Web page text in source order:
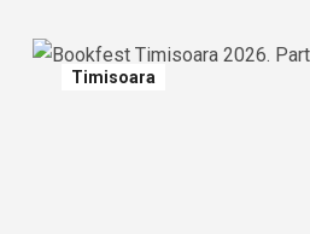
Timisoara